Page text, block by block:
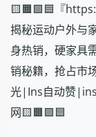
🟨🟧🟩🟦『
揭秘运动户外与
身热销，硬家具
销秘籍，抢占市
光|Ins自动赞
网🟨🟧🟩🟦